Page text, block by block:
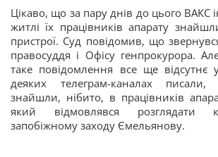
Цікаво, що за пару днів до цього ВАКС
житлі їх працівників апарату
пристрої. Суд повідомив, що
правосуддя і Офісу генпрокурора.
таке повідомлення все ще відсутнє
деяких телеграм-каналах
знайшли, нібито, в працівників
який відмовлявся розглядати
запобіжному заходу Ємельянову.